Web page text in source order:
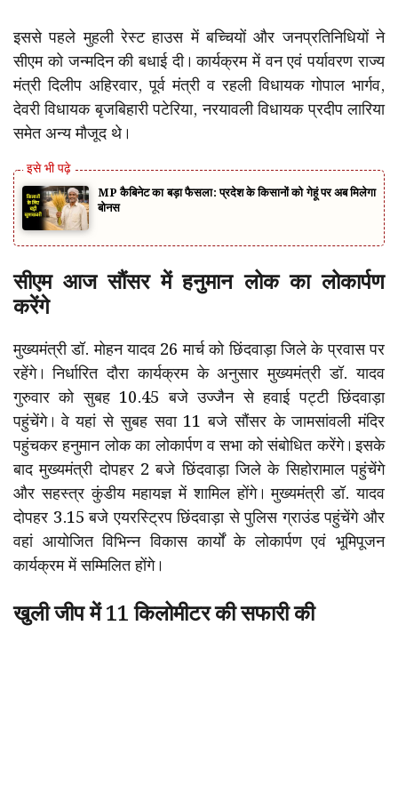
इससे पहले मुहली रेस्ट हाउस में बच्चियों और जनप्रतिनिधियों ने
सीएम को जन्मदिन की बधाई दी। कार्यक्रम में वन एवं पर्यावरण राज्य
मंत्री दिलीप अहिरवार, पूर्व मंत्री व रहली विधायक गोपाल भार्गव,
देवरी विधायक बृजबिहारी पटेरिया, नरयावली विधायक प्रदीप लारिया
समेत अन्य मौजूद थे।
MP कैबिनेट का बड़ा फैसला: प्रदेश के किसानों को गेहूं पर अब मिलेगा
बोनस
सीएम आज सौंसर में हनुमान लोक का लोकार्पण
करेंगे
मुख्यमंत्री डॉ. मोहन यादव 26 मार्च को छिंदवाड़ा जिले के प्रवास पर
रहेंगे। निर्धारित दौरा कार्यक्रम के अनुसार मुख्यमंत्री डॉ. यादव
गुरुवार को सुबह 10.45 बजे उज्जैन से हवाई पट्टी छिंदवाड़ा
पहुंचेंगे। वे यहां से सुबह सवा 11 बजे सौंसर के जामसांवली मंदिर
पहुंचकर हनुमान लोक का लोकार्पण व सभा को संबोधित करेंगे। इसके
बाद मुख्यमंत्री दोपहर 2 बजे छिंदवाड़ा जिले के सिहोरामाल पहुंचेंगे
और सहस्त्र कुंडीय महायज्ञ में शामिल होंगे। मुख्यमंत्री डॉ. यादव
दोपहर 3.15 बजे एयरस्ट्रिप छिंदवाड़ा से पुलिस ग्राउंड पहुंचेंगे और
वहां आयोजित विभिन्न विकास कार्यों के लोकार्पण एवं भूमिपूजन
कार्यक्रम में सम्मिलित होंगे।
खुली जीप में 11 किलोमीटर की सफारी की